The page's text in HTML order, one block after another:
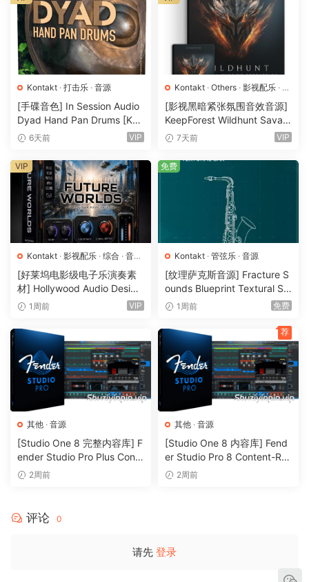
Velocity layers.
The typical Motown Bass feeling can be felt due to the
different articulations.
Here are the main features:
– Clear and easy to use interface
– Multi-Round-Robin and articulations
– Kontakt 5.4.3 and above (48kHz/24bit)
– dead easy velocity control for a convincing natural-
sounding bass performance! Playing hard: note with more
H*FNER attack / playing soft: slide tone
– clever script: Modw-wheel for SUSTAIN/ black “c” for
STOPing sustain with humanized bass noise.
– mix-ready sound
– including ghost notes
P2P
🏠 HomePage
Kontakt · 打击乐 · 音源
[手碟音色] In Session Audio
Dyad Hand Pan Drums [KO
NTAKT]（4.33GB）
6天前 VIP
Kontakt · Others · 影视配乐 · 环
境铺底· 素材 ·采样 ·音效特殊·
音源
[影视黑暗紧张氛围音效音源]
KeepForest Wildhunt Savag
e Ritual Tension [WAV, KON
7天前 VIP
Kontakt · 影视配乐 · 综合 · 音效
特殊· 音源
[好莱坞电影级电子乐演奏素
材] Hollywood Audio Design
FUTURE WORLDS [KONTAK
1周前 VIP
VIP
Kontakt · 管弦乐 · 音源
[纹理萨克斯音源] Fracture S
ounds Blueprint Textural Sa
x (Woodwind Experiments)
1周前 免费
免费
其他 · 音源
[Studio One 8 完整内容库] F
ender Studio Pro Plus Conte
nt 2026-R2R（166GB）
2周前
其他 · 音源
[Studio One 8 内容库] Fend
er Studio Pro 8 Content-R2
R（33.5GB）
2周前
荐
评论 0
请先 登录